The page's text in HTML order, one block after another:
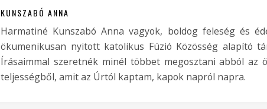
KUNSZABÓ ANNA
Harmatiné Kunszabó Anna vagyok, boldog feleség és
ökumenikusan nyitott katolikus Fúzió Közösség alapító
Írásaimmal szeretnék minél többet megosztani abból az
teljességből, amit az Úrtól kaptam, kapok napról napra.